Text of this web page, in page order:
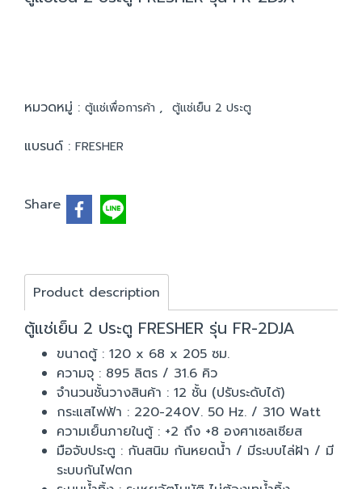
หมวดหมู่ : ตู้แช่เพื่อการค้า , ตู้แช่เย็น 2 ประตู
แบรนด์ : FRESHER
Share
Product description
ตู้แช่เย็น 2 ประตู FRESHER รุ่น FR-2DJA
ขนาดตู้ : 120 x 68 x 205 ซม.
ความจุ : 895 ลิตร / 31.6 คิว
จำนวนชั้นวางสินค้า : 12 ชั้น (ปรับระดับได้)
กระแสไฟฟ้า : 220-240V. 50 Hz. / 310 Watt
ความเย็นภายในตู้ : +2 ถึง +8 องศาเซลเซียส
มือจับประตู : กันสนิม กันหยดน้ำ / มีระบบไล่ฝ้า / มี
ระบบกันไฟตก